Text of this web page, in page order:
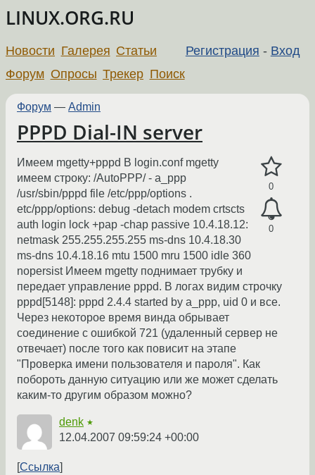
LINUX.ORG.RU
Регистрация - Вход
Новости Галерея Статьи
Форум Опросы Трекер Поиск
Форум — Admin
PPPD Dial-IN server
0
0
Имеем mgetty+pppd В login.conf mgetty
имеем строку: /AutoPPP/ - a_ppp
/usr/sbin/pppd file /etc/ppp/options .
etc/ppp/options: debug -detach modem crtscts
auth login lock +pap -chap passive 10.4.18.12:
netmask 255.255.255.255 ms-dns 10.4.18.30
ms-dns 10.4.18.16 mtu 1500 mru 1500 idle 360
nopersist Имеем mgetty поднимает трубку и
передает управление pppd. В логах видим строчку
pppd[5148]: pppd 2.4.4 started by a_ppp, uid 0 и все.
Через некоторое время винда обрывает
соединение с ошибкой 721 (удаленный сервер не
отвечает) после того как повисит на этапе
"Проверка имени пользователя и пароля". Как
побороть данную ситуацию или же может сделать
каким-то другим образом можно?
denk ★
12.04.2007 09:59:24 +00:00
Ссылка